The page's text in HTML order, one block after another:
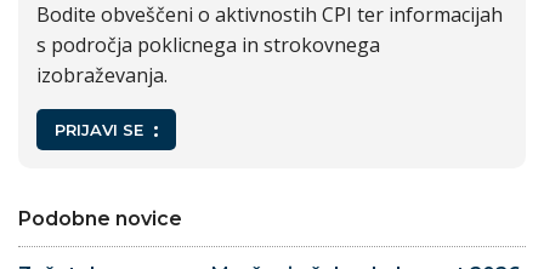
Bodite obveščeni o aktivnostih CPI ter informacijah
s področja poklicnega in strokovnega
izobraževanja.
PRIJAVI SE
Podobne novice